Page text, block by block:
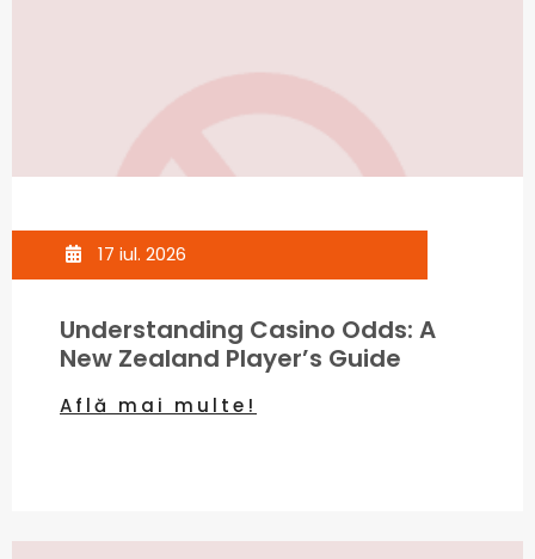
17 iul. 2026
Understanding Casino Odds: A
New Zealand Player’s Guide
Află mai multe!